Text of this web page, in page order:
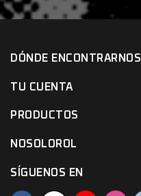
DÓNDE ENCONTRARNOS
TU CUENTA
PRODUCTOS
NOSOLOROL
SÍGUENOS EN